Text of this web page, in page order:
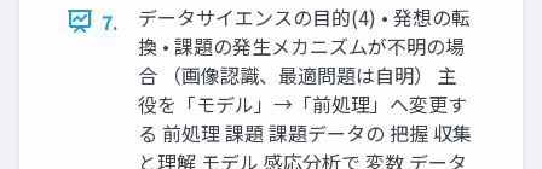
7.
データサイエンスの目的(4) • 発想の転
換 • 課題の発生メカニズムが不明の場
合 （画像認識、最適問題は自明） 主
役を「モデル」→「前処理」へ変更す
る 前処理 課題 課題データの 把握 収集
と理解 モデル 感応分析で 変数 データ